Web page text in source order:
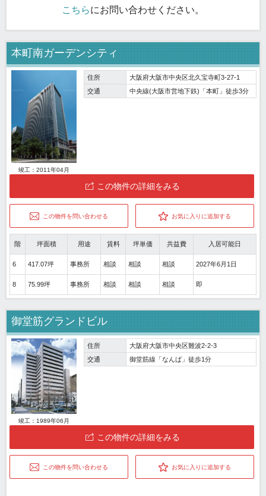
こちらにお問い合わせください。
本町南ガーデンシティ
竣工：2011年04月
住所
大阪府大阪市中央区北久宝寺町3-27-1
交通
中央線(大阪市営地下鉄)「本町」徒歩3分
この物件の詳細をみる
この物件を問い合わせる お気に入りに追加する
階 坪面積 用途 賃料 坪単価 共益費 入居可能日
6 417.07坪 事務所 相談 相談 相談 2027年6月1日
8 75.99坪 事務所 相談 相談 相談 即
御堂筋グランドビル
竣工：1989年06月
住所
大阪府大阪市中央区難波2-2-3
交通
御堂筋線「なんば」徒歩1分
この物件の詳細をみる
この物件を問い合わせる お気に入りに追加する